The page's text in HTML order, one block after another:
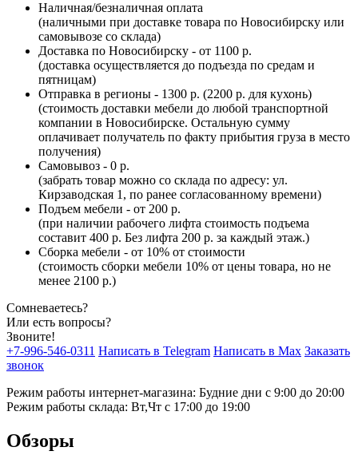
Наличная/безналичная оплата
(наличными при доставке товара по Новосибирску или
самовывозе со склада)
Доставка по Новосибирску - от 1100 р.
(доставка осуществляется до подъезда по средам и
пятницам)
Отправка в регионы - 1300 р. (2200 р. для кухонь)
(стоимость доставки мебели до любой транспортной
компании в Новосибирске. Остальную сумму
оплачивает получатель по факту прибытия груза в место
получения)
Самовывоз - 0 р.
(забрать товар можно со склада по адресу: ул.
Кирзаводская 1, по ранее согласованному времени)
Подъем мебели - от 200 р.
(при наличии рабочего лифта стоимость подъема
составит 400 р. Без лифта 200 р. за каждый этаж.)
Сборка мебели - от 10% от стоимости
(стоимость сборки мебели 10% от цены товара, но не
менее 2100 р.)
Сомневаетесь?
Или есть вопросы?
Звоните!
+7-996-546-0311 Написать в Telegram Написать в Max Заказать
звонок
Режим работы интернет-магазина: Будние дни с 9:00 до 20:00
Режим работы склада: Вт,Чт с 17:00 до 19:00
Обзоры